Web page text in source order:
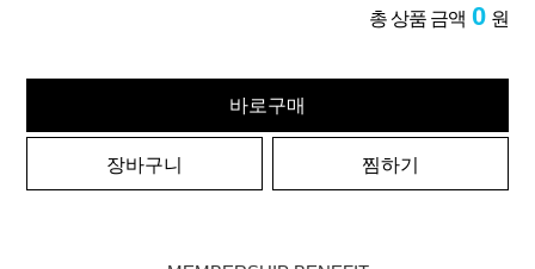
총 상품 금액 0 원
바로구매
장바구니 찜하기